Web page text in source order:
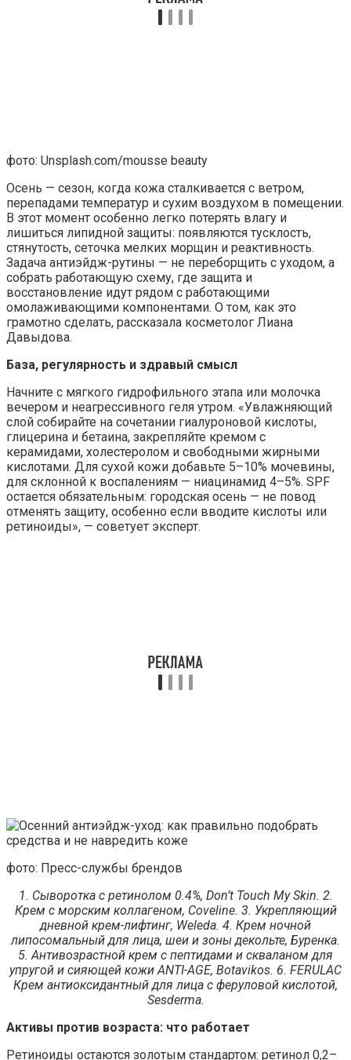
фото: Unsplash.com/mousse beauty
Осень — сезон, когда кожа сталкивается с ветром,
перепадами температур и сухим воздухом в помещении.
В этот момент особенно легко потерять влагу и
лишиться липидной защиты: появляются тусклость,
стянутость, сеточка мелких морщин и реактивность.
Задача антиэйдж-рутины — не переборщить с уходом, а
собрать работающую схему, где защита и
восстановление идут рядом с работающими
омолаживающими компонентами. О том, как это
грамотно сделать, рассказала косметолог Лиана
Давыдова.
База, регулярность и здравый смысл
Начните с мягкого гидрофильного этапа или молочка
вечером и неагрессивного геля утром. «Увлажняющий
слой собирайте на сочетании гиалуроновой кислоты,
глицерина и бетаина, закрепляйте кремом с
керамидами, холестеролом и свободными жирными
кислотами. Для сухой кожи добавьте 5–10% мочевины,
для склонной к воспалениям — ниацинамид 4–5%. SPF
остается обязательным: городская осень — не повод
отменять защиту, особенно если вводите кислоты или
ретиноиды», — советует эксперт.
фото: Пресс-службы брендов
1. Сыворотка с ретинолом 0.4%, Don’t Touch My Skin. 2.
Крем с морским коллагеном, Coveline. 3. Укрепляющий
дневной крем-лифтинг, Weleda. 4. Крем ночной
липосомальный для лица, шеи и зоны декольте, Буренка.
5. Антивозрастной крем с пептидами и скваланом для
упругой и сияющей кожи ANTI-AGE, Botavikos. 6. FERULAC
Крем антиоксидантный для лица с феруловой кислотой,
Sesderma.
Активы против возраста: что работает
Ретиноиды остаются золотым стандартом: ретинол 0,2–